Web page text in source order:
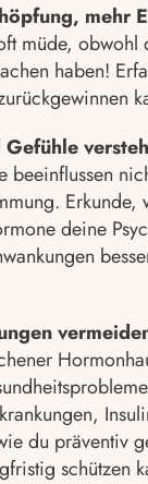
mehr
müde, obwohl
haben!
beeinflussen
Erkunde,
deine
du präventiv
schützen